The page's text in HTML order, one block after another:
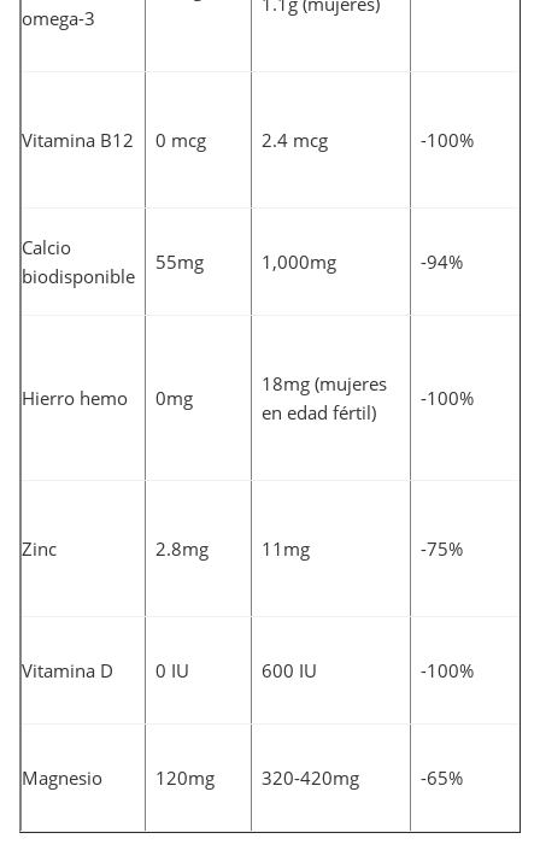
omega-3
Vitamina B12 0 mcg 2.4 mcg -100%
Calcio
biodisponible
55mg 1,000mg -94%
Hierro hemo 0mg
18mg (mujeres
en edad fértil)
-100%
Zinc 2.8mg 11mg -75%
Vitamina D 0 IU 600 IU -100%
Magnesio 120mg 320-420mg -65%